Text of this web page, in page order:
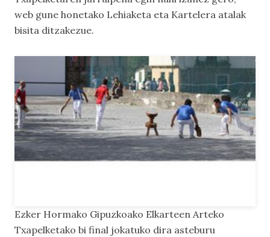
web gune honetako Lehiaketa eta Kartelera atalak
bisita ditzakezue.
Ezker Hormako Gipuzkoako Elkarteen Arteko
Txapelketako bi final jokatuko dira asteburu